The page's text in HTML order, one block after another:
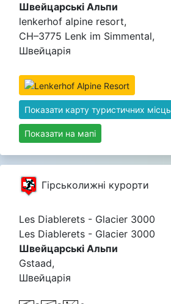
Швейцарські Альпи
lenkerhof alpine resort,
CH–3775 Lenk im Simmental,
Швейцарія
Показати карту туристичних місць
Показати на мапі
Гірськолижні курорти
Les Diablerets - Glacier 3000
Les Diablerets - Glacier 3000
Швейцарські Альпи
Gstaad,
Швейцарія